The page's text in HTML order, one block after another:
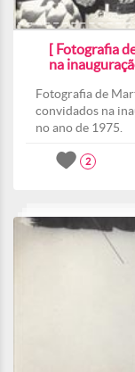
[ Fotografia
na
Fotografia de
convidados na
no ano de 1975.
2